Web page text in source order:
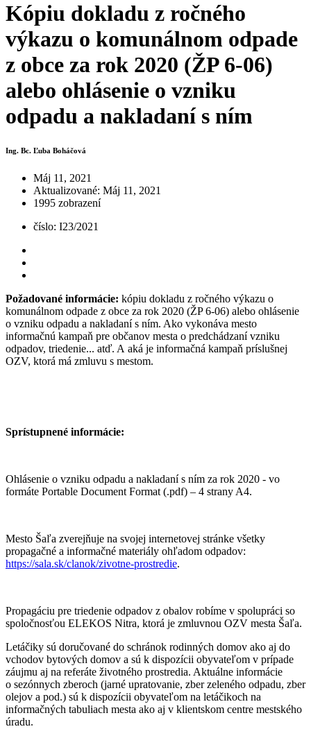
Kópiu dokladu z ročného
výkazu o komunálnom odpade
z obce za rok 2020 (ŽP 6-06)
alebo ohlásenie o vzniku
odpadu a nakladaní s ním
Ing. Bc. Ľuba Boháčová
Máj 11, 2021
Aktualizované: Máj 11, 2021
1995 zobrazení
číslo: I23/2021
Požadované informácie: kópiu dokladu z ročného výkazu o
komunálnom odpade z obce za rok 2020 (ŽP 6-06) alebo ohlásenie
o vzniku odpadu a nakladaní s ním. Ako vykonáva mesto
informačnú kampaň pre občanov mesta o predchádzaní vzniku
odpadov, triedenie... atď. A aká je informačná kampaň príslušnej
OZV, ktorá má zmluvu s mestom.
Sprístupnené informácie:
Ohlásenie o vzniku odpadu a nakladaní s ním za rok 2020 - vo
formáte Portable Document Format (.pdf) – 4 strany A4.
Mesto Šaľa zverejňuje na svojej internetovej stránke všetky
propagačné a informačné materiály ohľadom odpadov:
https://sala.sk/clanok/zivotne-prostredie.
Propagáciu pre triedenie odpadov z obalov robíme v spolupráci so
spoločnosťou ELEKOS Nitra, ktorá je zmluvnou OZV mesta Šaľa.
Letáčiky sú doručované do schránok rodinných domov ako aj do
vchodov bytových domov a sú k dispozícii obyvateľom v prípade
záujmu aj na referáte životného prostredia. Aktuálne informácie
o sezónnych zberoch (jarné upratovanie, zber zeleného odpadu, zber
olejov a pod.) sú k dispozícii obyvateľom na letáčikoch na
informačných tabuliach mesta ako aj v klientskom centre mestského
úradu.